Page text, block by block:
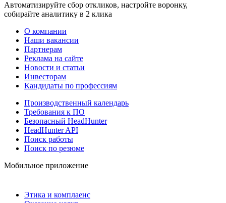
Автоматизируйте сбор откликов, настройте воронку,
собирайте аналитику в 2 клика
О компании
Наши вакансии
Партнерам
Реклама на сайте
Новости и статьи
Инвесторам
Кандидаты по профессиям
Производственный календарь
Требования к ПО
Безопасный HeadHunter
HeadHunter API
Поиск работы
Поиск по резюме
Мобильное приложение
Этика и комплаенс